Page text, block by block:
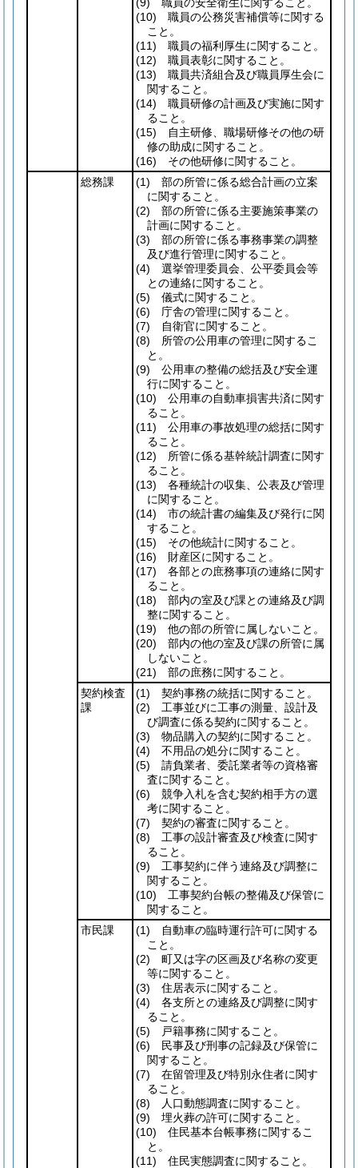
(10) 職員の公務災害補償等に関する
こと。
(11) 職員の福利厚生に関すること。
(12) 職員表彰に関すること。
(13) 職員共済組合及び職員厚生会に
関すること。
(14) 職員研修の計画及び実施に関す
ること。
(15) 自主研修、職場研修その他の研
修の助成に関すること。
(16) その他研修に関すること。
総務課
(1) 部の所管に係る総合計画の立案
に関すること。
(2) 部の所管に係る主要施策事業の
計画に関すること。
(3) 部の所管に係る事務事業の調整
及び進行管理に関すること。
(4) 選挙管理委員会、公平委員会等
との連絡に関すること。
(5) 儀式に関すること。
(6) 庁舎の管理に関すること。
(7) 自衛官に関すること。
(8) 所管の公用車の管理に関するこ
と。
(9) 公用車の整備の総括及び安全運
行に関すること。
(10) 公用車の自動車損害共済に関す
ること。
(11) 公用車の事故処理の総括に関す
ること。
(12) 所管に係る基幹統計調査に関す
ること。
(13) 各種統計の収集、公表及び管理
に関すること。
(14) 市の統計書の編集及び発行に関
すること。
(15) その他統計に関すること。
(16) 財産区に関すること。
(17) 各部との庶務事項の連絡に関す
ること。
(18) 部内の室及び課との連絡及び調
整に関すること。
(19) 他の部の所管に属しないこと。
(20) 部内の他の室及び課の所管に属
しないこと。
(21) 部の庶務に関すること。
契約検査
課
(1) 契約事務の統括に関すること。
(2) 工事並びに工事の測量、設計及
び調査に係る契約に関すること。
(3) 物品購入の契約に関すること。
(4) 不用品の処分に関すること。
(5) 請負業者、委託業者等の資格審
査に関すること。
(6) 競争入札を含む契約相手方の選
考に関すること。
(7) 契約の審査に関すること。
(8) 工事の設計審査及び検査に関す
ること。
(9) 工事契約に伴う連絡及び調整に
関すること。
(10) 工事契約台帳の整備及び保管に
関すること。
市民課
(1) 自動車の臨時運行許可に関する
こと。
(2) 町又は字の区画及び名称の変更
等に関すること。
(3) 住居表示に関すること。
(4) 各支所との連絡及び調整に関す
ること。
(5) 戸籍事務に関すること。
(6) 民事及び刑事の記録及び保管に
関すること。
(7) 在留管理及び特別永住者に関す
ること。
(8) 人口動態調査に関すること。
(9) 埋火葬の許可に関すること。
(10) 住民基本台帳事務に関するこ
と。
(11) 住民実態調査に関すること。